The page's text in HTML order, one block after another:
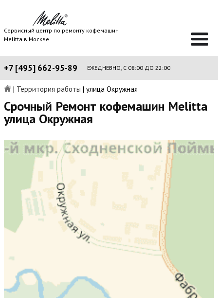
Сервисный центр по ремонту кофемашин
Melitta в Москве
+7 [495] 662-95-89 ЕЖЕДНЕВНО, С 08:00 ДО 22:00
| Территория работы | улица Окружная
Срочный Ремонт кофемашин Melitta
улица Окружная